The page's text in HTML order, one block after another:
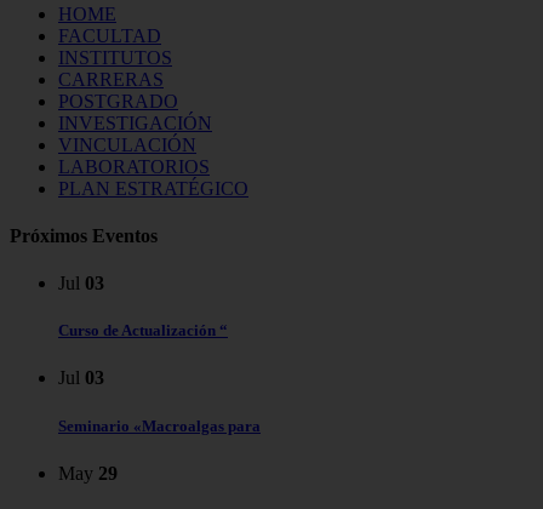
HOME
FACULTAD
INSTITUTOS
CARRERAS
POSTGRADO
INVESTIGACIÓN
VINCULACIÓN
LABORATORIOS
PLAN ESTRATÉGICO
Próximos Eventos
Jul 03
Curso de Actualización “
Jul 03
Seminario «Macroalgas para
May 29